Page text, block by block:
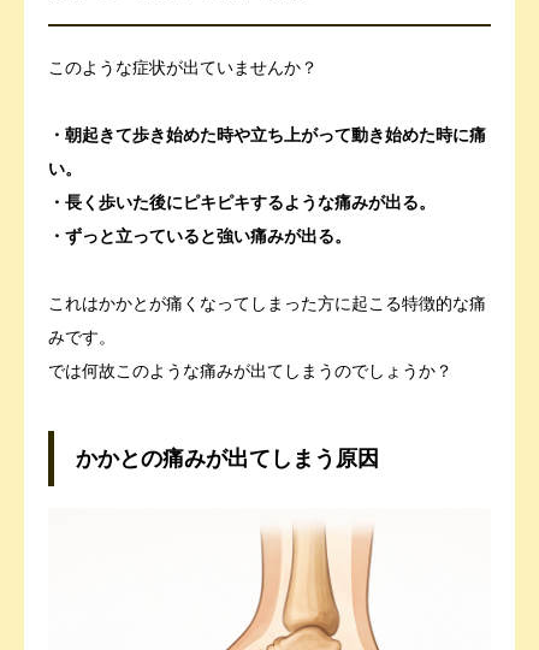
このような症状が出ていませんか？
・朝起きて歩き始めた時や立ち上がって動き始めた時に痛
い。
・長く歩いた後にピキピキするような痛みが出る。
・ずっと立っていると強い痛みが出る。
これはかかとが痛くなってしまった方に起こる特徴的な痛
みです。
では何故このような痛みが出てしまうのでしょうか？
かかとの痛みが出てしまう原因